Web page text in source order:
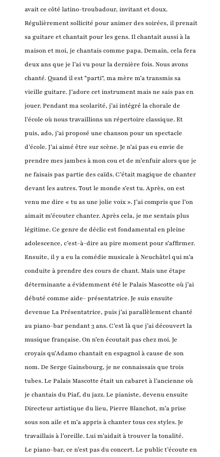
avait ce côté latino-troubadour, invitant et doux.
Régulièrement sollicité pour animer des soirées, il prenait
sa guitare et chantait pour les gens. Il chantait aussi à la
maison et moi, je chantais comme papa. Demain, cela fera
deux ans que je l’ai vu pour la dernière fois. Nous avons
chanté. Quand il est "parti", ma mère m’a transmis sa
vieille guitare. J’adore cet instrument mais ne sais pas en
jouer. Pendant ma scolarité, j’ai intégré la chorale de
l’école où nous travaillions un répertoire classique. Et
puis, ado, j’ai proposé une chanson pour un spectacle
d’école. J’ai aimé être sur scène. Je n’ai pas eu envie de
prendre mes jambes à mon cou et de m’enfuir alors que je
ne faisais pas partie des caïds. C’était magique de chanter
devant les autres. Tout le monde s’est tu. Après, on est
venu me dire « tu as une jolie voix ». J’ai compris que l’on
aimait m’écouter chanter. Après cela, je me sentais plus
légitime. Ce genre de déclic est fondamental en pleine
adolescence, c’est-à-dire au pire moment pour s’affirmer.
Ensuite, il y a eu la comédie musicale à Neuchâtel qui m’a
conduite à prendre des cours de chant. Mais une étape
déterminante a évidemment été le Palais Mascotte où j’ai
débuté comme aide- présentatrice. Je suis ensuite
devenue La Présentatrice, puis j’ai parallèlement chanté
au piano-bar pendant 3 ans. C’est là que j’ai découvert la
musique française. On n’en écoutait pas chez moi. Je
croyais qu’Adamo chantait en espagnol à cause de son
nom. De Serge Gainsbourg, je ne connaissais que trois
tubes. Le Palais Mascotte était un cabaret à l’ancienne où
je chantais du Piaf, du jazz. Le pianiste, devenu ensuite
Directeur artistique du lieu, Pierre Blanchot, m’a prise
sous son aile et m’a appris à chanter tous ces styles. Je
travaillais à l’oreille. Lui m’aidait à trouver la tonalité.
Le piano-bar, ce n’est pas du concert. Le public t’écoute en